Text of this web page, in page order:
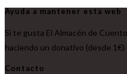
Ayuda a mantener esta web
Si te gusta El Almacén de
haciendo un donativo (desde 1€)
Contacto